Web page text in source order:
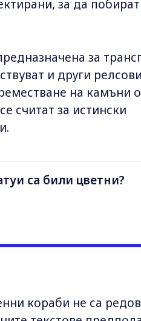
за да
за
и други релсови
на камъни
считат за истински
са били цветни?
кораби не са